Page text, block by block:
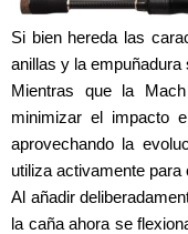
Si bien hereda las
anillas y la
Mientras que la
minimizar el impacto
aprovechando la
utiliza activamente
Al añadir
la caña ahora se